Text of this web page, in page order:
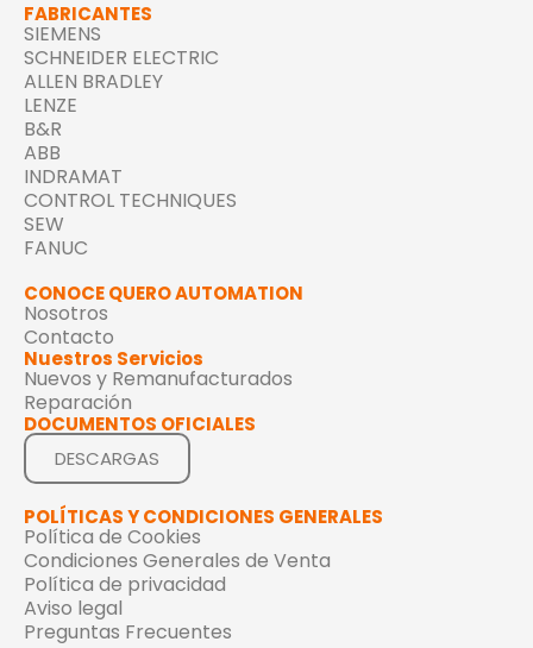
FABRICANTES
SIEMENS
SCHNEIDER ELECTRIC
ALLEN BRADLEY
LENZE
B&R
ABB
INDRAMAT
CONTROL TECHNIQUES
SEW
FANUC
CONOCE QUERO AUTOMATION
Nosotros
Contacto
Nuestros Servicios
Nuevos y Remanufacturados
Reparación
DOCUMENTOS OFICIALES
DESCARGAS
POLÍTICAS Y CONDICIONES GENERALES
Política de Cookies
Condiciones Generales de Venta
Política de privacidad
Aviso legal
Preguntas Frecuentes